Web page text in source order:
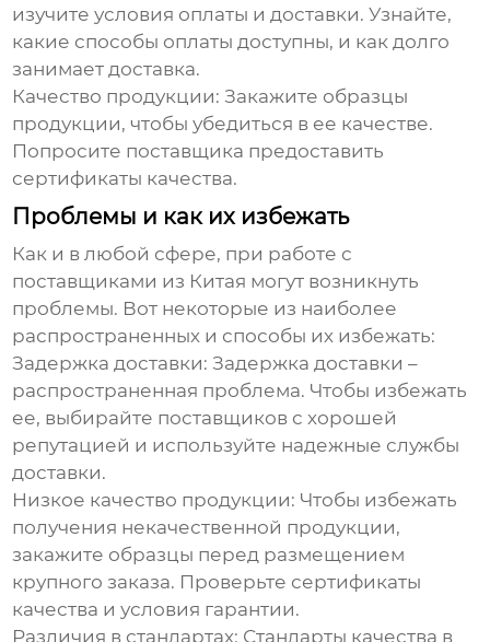
изучите условия оплаты и доставки. Узнайте,
какие способы оплаты доступны, и как долго
занимает доставка.
Качество продукции: Закажите образцы
продукции, чтобы убедиться в ее качестве.
Попросите поставщика предоставить
сертификаты качества.
Проблемы и как их избежать
Как и в любой сфере, при работе с
поставщиками из Китая могут возникнуть
проблемы. Вот некоторые из наиболее
распространенных и способы их избежать:
Задержка доставки: Задержка доставки –
распространенная проблема. Чтобы избежать
ее, выбирайте поставщиков с хорошей
репутацией и используйте надежные службы
доставки.
Низкое качество продукции: Чтобы избежать
получения некачественной продукции,
закажите образцы перед размещением
крупного заказа. Проверьте сертификаты
качества и условия гарантии.
Различия в стандартах: Стандарты качества в